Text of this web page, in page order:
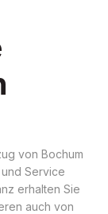
von Bochum
Service
erhalten Sie
auch von